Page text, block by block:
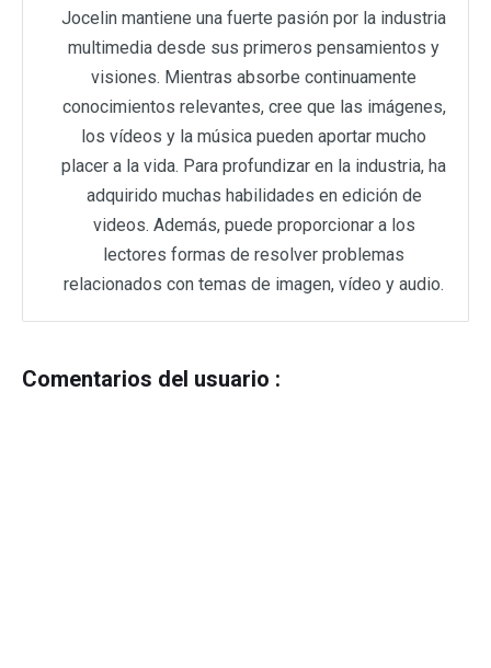
Jocelin mantiene una fuerte pasión por la industria
multimedia desde sus primeros pensamientos y
visiones. Mientras absorbe continuamente
conocimientos relevantes, cree que las imágenes,
los vídeos y la música pueden aportar mucho
placer a la vida. Para profundizar en la industria, ha
adquirido muchas habilidades en edición de
videos. Además, puede proporcionar a los
lectores formas de resolver problemas
relacionados con temas de imagen, vídeo y audio.
Comentarios del usuario :